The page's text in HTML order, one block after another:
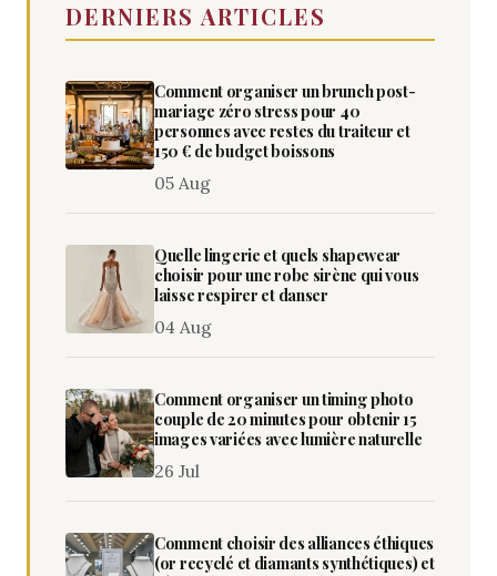
DERNIERS ARTICLES
Comment organiser un brunch post-
mariage zéro stress pour 40
personnes avec restes du traiteur et
150 € de budget boissons
05 Aug
Quelle lingerie et quels shapewear
choisir pour une robe sirène qui vous
laisse respirer et danser
04 Aug
Comment organiser un timing photo
couple de 20 minutes pour obtenir 15
images variées avec lumière naturelle
26 Jul
Comment choisir des alliances éthiques
(or recyclé et diamants synthétiques) et